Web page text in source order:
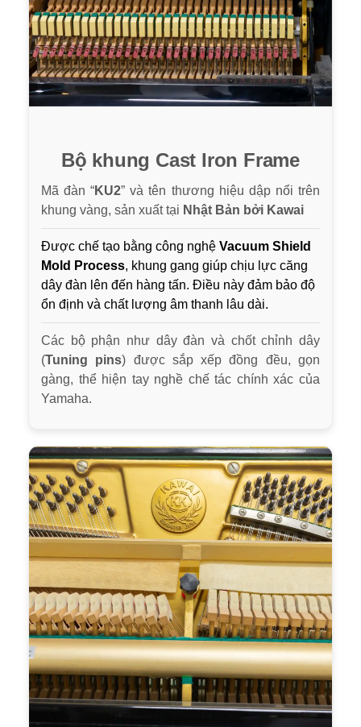
Bộ khung Cast Iron Frame
Mã đàn “KU2” và tên thương hiệu dập nổi trên
khung vàng, sản xuất tại Nhật Bản bởi Kawai
Được chế tạo bằng công nghệ Vacuum Shield
Mold Process, khung gang giúp chịu lực căng
dây đàn lên đến hàng tấn. Điều này đảm bảo độ
ổn định và chất lượng âm thanh lâu dài.
Các bộ phận như dây đàn và chốt chỉnh dây
(Tuning pins) được sắp xếp đồng đều, gọn
gàng, thể hiện tay nghề chế tác chính xác của
Yamaha.